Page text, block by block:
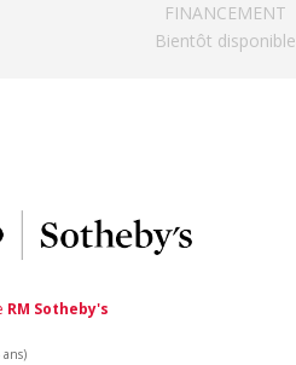
FINANCEMENT
Bientôt disponible
RM Sotheby's